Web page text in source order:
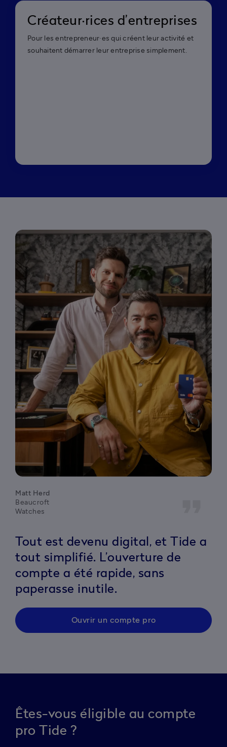
Créateur·rices d’entreprises
Pour les entrepreneur·es qui créent leur activité et
souhaitent démarrer leur entreprise simplement.
Matt Herd
Beaucroft
Watches
Tout est devenu digital, et Tide a
tout simplifié. L’ouverture de
compte a été rapide, sans
paperasse inutile.
Ouvrir un compte pro
Êtes-vous éligible au compte
pro Tide ?